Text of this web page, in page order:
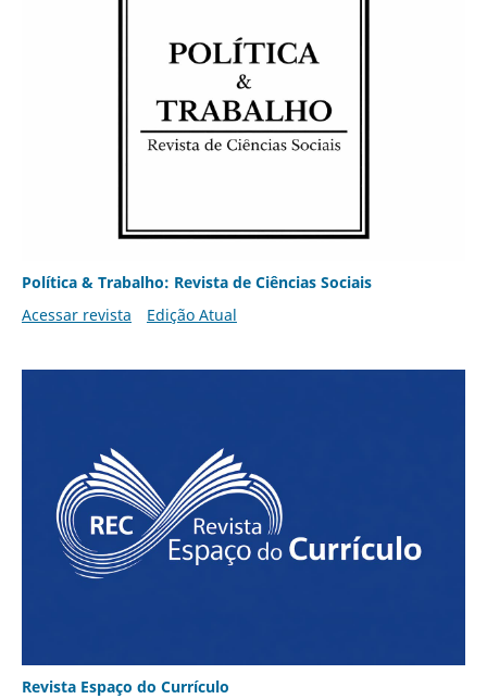
Política & Trabalho: Revista de Ciências Sociais
Acessar revista
Edição Atual
Revista Espaço do Currículo